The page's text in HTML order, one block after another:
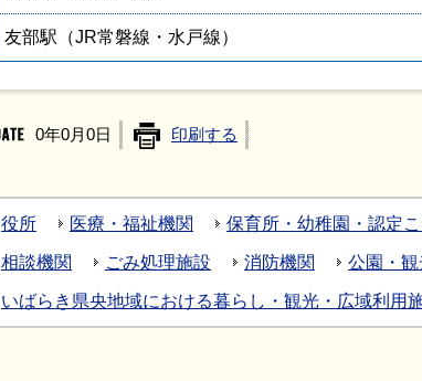
友部駅（JR常磐線・水戸線）
0年0月0日 印刷する
役所 医療・福祉機関 保育所・幼稚園・認定
相談機関 ごみ処理施設 消防機関 公園・
いばらき県央地域における暮らし・観光・広域利用